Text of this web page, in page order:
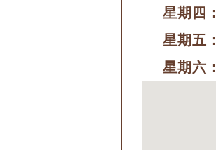
星期四：
星期五：
星期六：